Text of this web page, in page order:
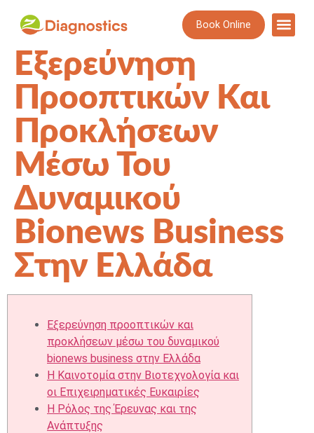
Book Online
Εξερεύνηση
Προοπτικών Και
Προκλήσεων
Μέσω Του
Δυναμικού
Bionews Business
Στην Ελλάδα
Εξερεύνηση προοπτικών και
προκλήσεων μέσω του δυναμικού
bionews business στην Ελλάδα
Η Καινοτομία στην Βιοτεχνολογία και
οι Επιχειρηματικές Ευκαιρίες
Η Ρόλος της Έρευνας και της
Ανάπτυξης